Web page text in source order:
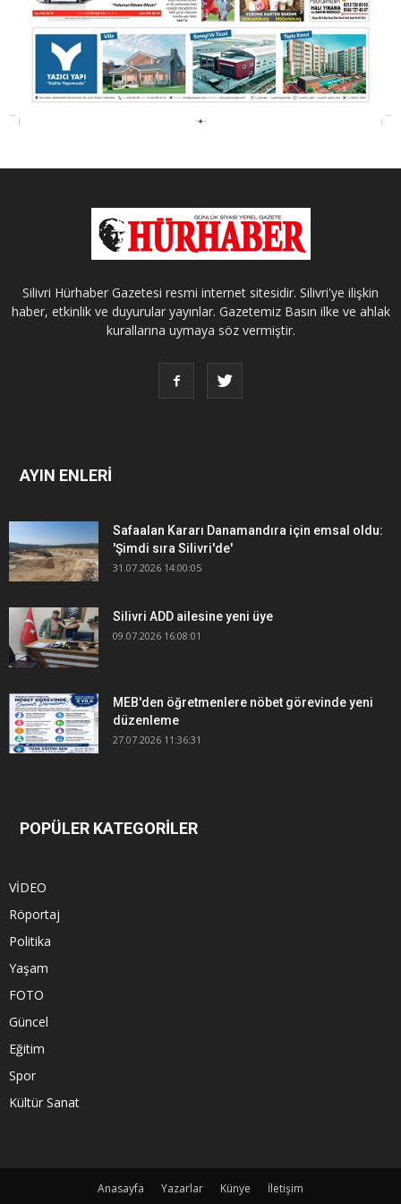
Silivri Hürhaber Gazetesi resmi internet sitesidir. Silivri'ye ilişkin
haber, etkinlik ve duyurular yayınlar. Gazetemiz Basın ilke ve ahlak
kurallarına uymaya söz vermiştir.
AYIN ENLERİ
Safaalan Kararı Danamandıra için emsal oldu:
'Şimdi sıra Silivri'de'
31.07.2026 14:00:05
Silivri ADD ailesine yeni üye
09.07.2026 16:08:01
MEB'den öğretmenlere nöbet görevinde yeni
düzenleme
27.07.2026 11:36:31
POPÜLER KATEGORİLER
VİDEO
Röportaj
Politika
Yaşam
FOTO
Güncel
Eğitim
Spor
Kültür Sanat
Anasayfa Yazarlar Künye
İletişim